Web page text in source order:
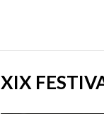
XIX